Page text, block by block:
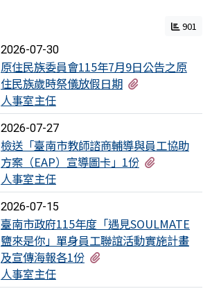
901
2026-07-30
原住民族委員會115年7月9日公告之原
住民族歲時祭儀放假日期
人事室主任
2026-07-27
檢送「臺南市教師諮商輔導與員工協助
方案（EAP）宣導圖卡」1份
人事室主任
2026-07-15
臺南市政府115年度「遇見SOULMATE
鹽來是你」單身員工聯誼活動實施計畫
及宣傳海報各1份
人事室主任